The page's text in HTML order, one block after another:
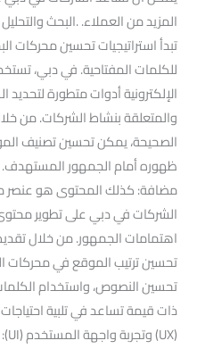
المزيد من العملاء. .البحث
تبدأ استراتيجيات تحسين محركات
للكلمات المفتاحية. في دبي،
الإلكترونية أدوات متطورة لتحديد
والمتعلقة بنشاط الشركات. من
الصحيحة، يمكن تحسين تصنيف
ظهوره أمام الجمهور
الشركات في دبي على تطوير
اهتمامات الجمهور. من خلال
تحسين ترتيب الموقع في محركات
تحسين النصوص، واستخدام
ذات قيمة تساعد في تلبية